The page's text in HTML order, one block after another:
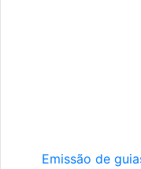
Emissão de